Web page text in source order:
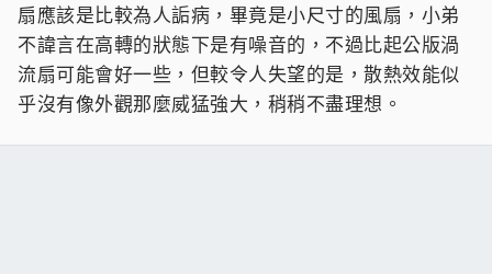
扇應該是比較為人詬病，畢竟是小尺寸的風扇，小弟
不諱言在高轉的狀態下是有噪音的，不過比起公版渦
流扇可能會好一些，但較令人失望的是，散熱效能似
乎沒有像外觀那麼威猛強大，稍稍不盡理想。